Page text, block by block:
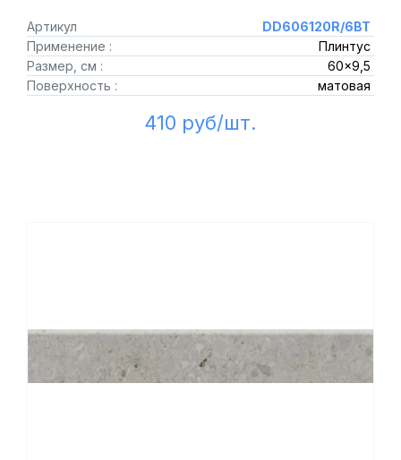
Артикул
DD606120R/6BT
Применение :
Плинтус
Размер, см :
60x9,5
Поверхность :
матовая
410 руб/шт.